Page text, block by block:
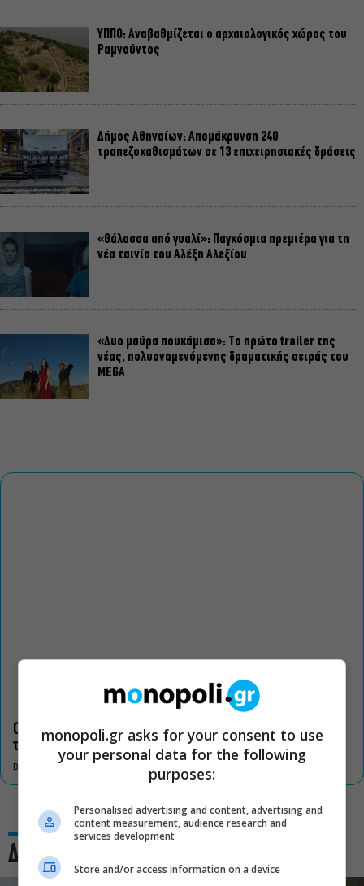
ΥΠΠΟ: Αναβαθμίζεται ο αρχαιολογικός χώρος του
Ραμνούντος
Δήμος Αθηναίων: Απομάκρυνση 240
τραπεζοκαθισμάτων σε 13 επιχειρησιακές δράσεις
«Θάλασσα από γυαλί»: Παγκόσμια πρεμιέρα για τη
νέα ταινία του Αλέξη Αλεξίου
«Δυο μαύρα πουκάμισα»: Το πρώτο trailer της
νέας, πολυαναμενόμενης δραματικής σειράς του
MEGA
Οι «Τρωάδες» στην Επίδαυρο αλλάζουν την αντίληψη για
τον πολιτισμό
DON'T MISS
Δες και αυτό
monopoli.gr asks for your consent to use
your personal data for the following
purposes:
Personalised advertising and content, advertising and
content measurement, audience research and
services development
Store and/or access information on a device